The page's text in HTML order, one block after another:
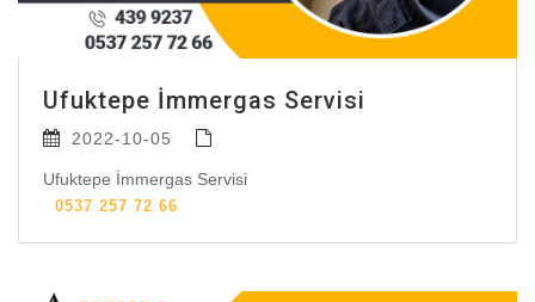
Ufuktepe İmmergas Servisi
2022-10-05
Ufuktepe İmmergas Servisi
0537 257 72 66